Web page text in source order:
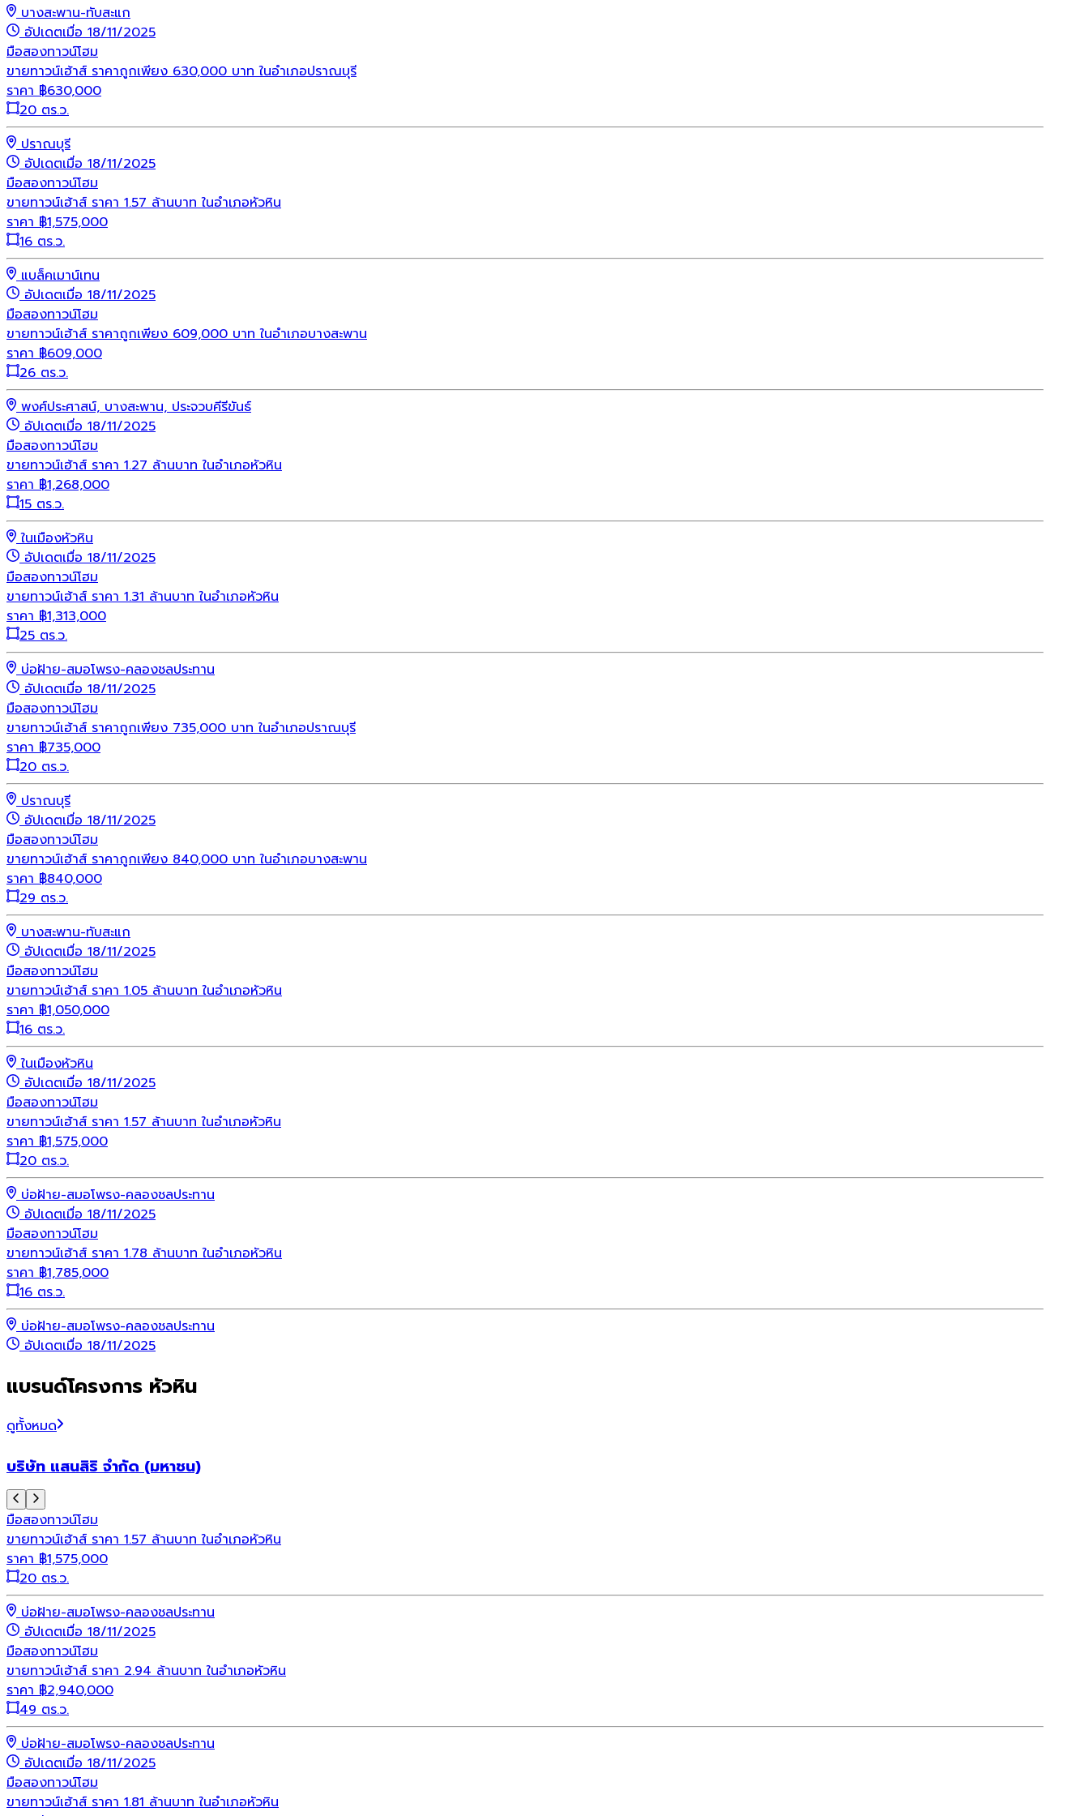
บางสะพาน-ทับสะแก
อัปเดตเมื่อ 18/11/2025
มือสองทาวน์โฮม
ขายทาวน์เฮ้าส์ ราคาถูกเพียง 630,000 บาท ในอำเภอปราณบุรี
ราคา ฿630,000
20 ตร.ว.
ปราณบุรี
อัปเดตเมื่อ 18/11/2025
มือสองทาวน์โฮม
ขายทาวน์เฮ้าส์ ราคา 1.57 ล้านบาท ในอำเภอหัวหิน
ราคา ฿1,575,000
16 ตร.ว.
แบล็คเมาน์เทน
อัปเดตเมื่อ 18/11/2025
มือสองทาวน์โฮม
ขายทาวน์เฮ้าส์ ราคาถูกเพียง 609,000 บาท ในอำเภอบางสะพาน
ราคา ฿609,000
26 ตร.ว.
พงศ์ประศาสน์, บางสะพาน, ประจวบคีรีขันธ์
อัปเดตเมื่อ 18/11/2025
มือสองทาวน์โฮม
ขายทาวน์เฮ้าส์ ราคา 1.27 ล้านบาท ในอำเภอหัวหิน
ราคา ฿1,268,000
15 ตร.ว.
ในเมืองหัวหิน
อัปเดตเมื่อ 18/11/2025
มือสองทาวน์โฮม
ขายทาวน์เฮ้าส์ ราคา 1.31 ล้านบาท ในอำเภอหัวหิน
ราคา ฿1,313,000
25 ตร.ว.
บ่อฝ้าย-สมอโพรง-คลองชลประทาน
อัปเดตเมื่อ 18/11/2025
มือสองทาวน์โฮม
ขายทาวน์เฮ้าส์ ราคาถูกเพียง 735,000 บาท ในอำเภอปราณบุรี
ราคา ฿735,000
20 ตร.ว.
ปราณบุรี
อัปเดตเมื่อ 18/11/2025
มือสองทาวน์โฮม
ขายทาวน์เฮ้าส์ ราคาถูกเพียง 840,000 บาท ในอำเภอบางสะพาน
ราคา ฿840,000
29 ตร.ว.
บางสะพาน-ทับสะแก
อัปเดตเมื่อ 18/11/2025
มือสองทาวน์โฮม
ขายทาวน์เฮ้าส์ ราคา 1.05 ล้านบาท ในอำเภอหัวหิน
ราคา ฿1,050,000
16 ตร.ว.
ในเมืองหัวหิน
อัปเดตเมื่อ 18/11/2025
มือสองทาวน์โฮม
ขายทาวน์เฮ้าส์ ราคา 1.57 ล้านบาท ในอำเภอหัวหิน
ราคา ฿1,575,000
20 ตร.ว.
บ่อฝ้าย-สมอโพรง-คลองชลประทาน
อัปเดตเมื่อ 18/11/2025
มือสองทาวน์โฮม
ขายทาวน์เฮ้าส์ ราคา 1.78 ล้านบาท ในอำเภอหัวหิน
ราคา ฿1,785,000
16 ตร.ว.
บ่อฝ้าย-สมอโพรง-คลองชลประทาน
อัปเดตเมื่อ 18/11/2025
แบรนด์โครงการ หัวหิน
ดูทั้งหมด
บริษัท แสนสิริ จำกัด (มหาชน)
มือสองทาวน์โฮม
ขายทาวน์เฮ้าส์ ราคา 1.57 ล้านบาท ในอำเภอหัวหิน
ราคา ฿1,575,000
20 ตร.ว.
บ่อฝ้าย-สมอโพรง-คลองชลประทาน
อัปเดตเมื่อ 18/11/2025
มือสองทาวน์โฮม
ขายทาวน์เฮ้าส์ ราคา 2.94 ล้านบาท ในอำเภอหัวหิน
ราคา ฿2,940,000
49 ตร.ว.
บ่อฝ้าย-สมอโพรง-คลองชลประทาน
อัปเดตเมื่อ 18/11/2025
มือสองทาวน์โฮม
ขายทาวน์เฮ้าส์ ราคา 1.81 ล้านบาท ในอำเภอหัวหิน